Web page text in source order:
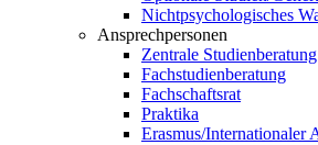
Nichtpsychologisches
Ansprechpersonen
Zentrale Studienberatung
Fachstudienberatung
Fachschaftsrat
Praktika
Erasmus/Internationaler